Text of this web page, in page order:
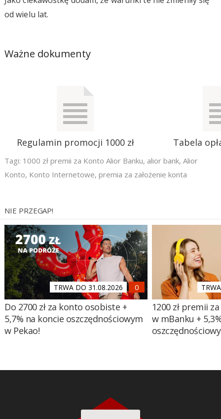
od wielu lat.
Ważne dokumenty
Regulamin promocji 1000 zł Tabela
Tagi: 1000 zł premii za Konto Alior Banku, alior bank, Alior
Konto, Konto Internetowe, premia za założenie konta
NIE PRZEGAP!
TRWA DO 31.08.2026
Do 2700 zł za konto osobiste +
5,7% na koncie oszczędnościowym
w Pekao!
1200 zł premii
w mBanku +